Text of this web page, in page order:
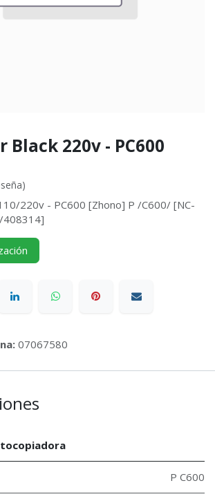
Black 220v - PC600
220v - PC600 [Zhono] P /C600/ [NC-
408314]
07067580
P C600